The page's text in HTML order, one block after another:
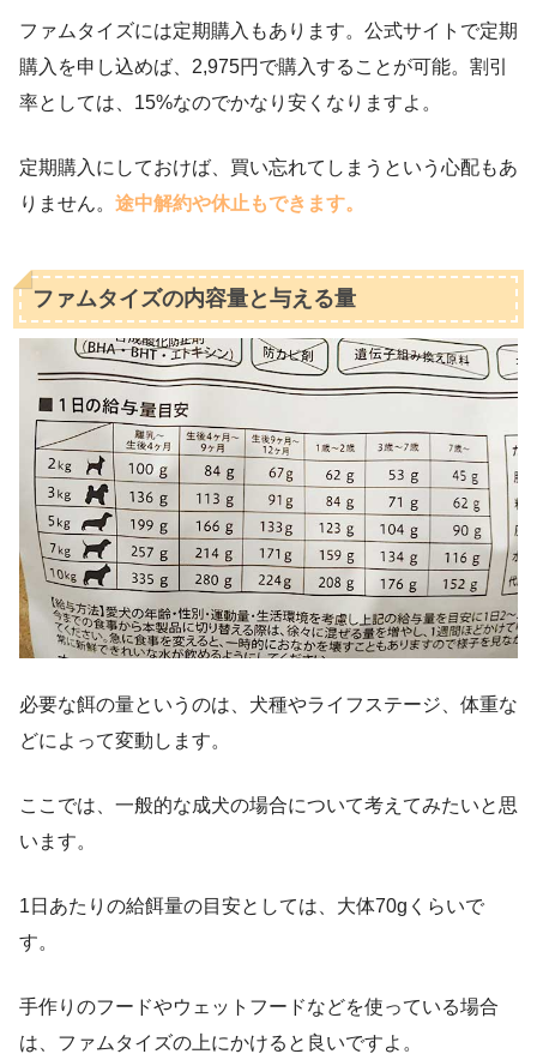
ファムタイズには定期購入もあります。公式サイトで定期
購入を申し込めば、2,975円で購入することが可能。割引
率としては、15%なのでかなり安くなりますよ。
定期購入にしておけば、買い忘れてしまうという心配もあ
りません。 途中解約や休止もできます。
ファムタイズの内容量と与える量
必要な餌の量というのは、犬種やライフステージ、体重な
どによって変動します。
ここでは、一般的な成犬の場合について考えてみたいと思
います。
1日あたりの給餌量の目安としては、大体70gくらいで
す。
手作りのフードやウェットフードなどを使っている場合
は、ファムタイズの上にかけると良いですよ。